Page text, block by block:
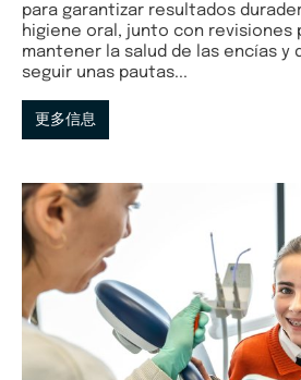
para garantizar resultados
higiene oral, junto con revisiones
mantener la salud de las encías y
seguir unas pautas...
更多信息